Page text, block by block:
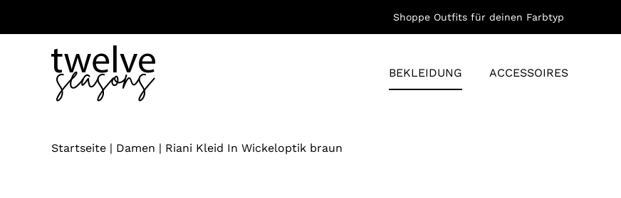
Shoppe Outfits für deinen Farbtyp
BEKLEIDUNG ACCESSOIRES
Startseite| Damen | Riani Kleid In Wickeloptik braun